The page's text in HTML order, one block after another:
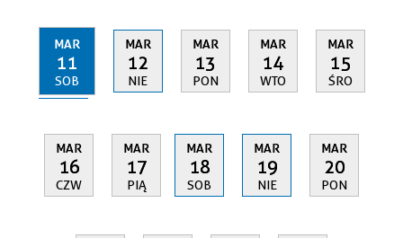
MAR
11
SOB
MAR
12
NIE
MAR
13
PON
MAR
14
WTO
MAR
15
ŚRO
MAR
16
CZW
MAR
17
PIĄ
MAR
18
SOB
MAR
19
NIE
MAR
20
PON